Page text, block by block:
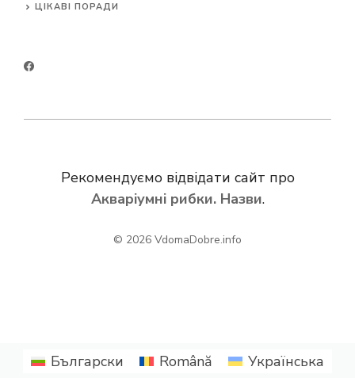
ЦІКАВІ ПОРАДИ
Рекомендуємо відвідати сайт про
Акваріумні рибки. Назви.
© 2026 VdomaDobre.info
Български Română Українська